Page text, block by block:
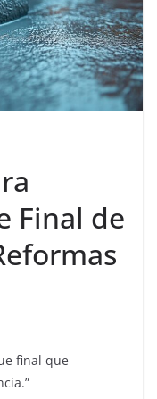
Final de
final que